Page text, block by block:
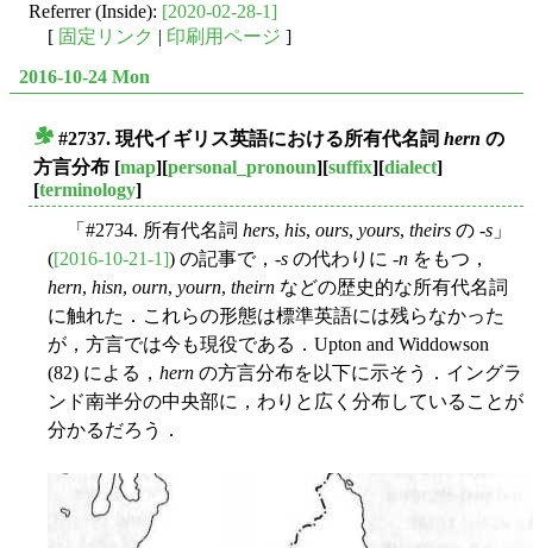
Referrer (Inside): [2020-02-28-1]
[ 固定リンク | 印刷用ページ ]
2016-10-24 Mon
#2737. 現代イギリス英語における所有代名詞 hern の
方言分布 [map][personal_pronoun][suffix][dialect]
[terminology]
「#2734. 所有代名詞 hers, his, ours, yours, theirs の -s 」
([2016-10-21-1]) の記事で，-s の代わりに -n をもつ，
hern, hisn, ourn, yourn, theirn などの歴史的な所有代名詞
に触れた．これらの形態は標準英語には残らなかった
が，方言では今も現役である．Upton and Widdowson
(82) による， hern の方言分布を以下に示そう．イングラ
ンド南半分の中央部に，わりと広く分布していることが
分かるだろう．